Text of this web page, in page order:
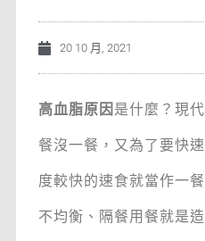
20 10 月, 2021
高血脂原因 是什麼？現
餐沒一餐，又為了要快
度較快的速食就當作一
不均衡、隔餐用餐就是